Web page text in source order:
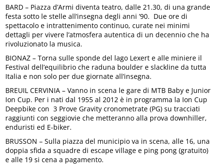
BARD – Piazza d’Armi diventa teatro, dalle 21.30, di una grande
festa sotto le stelle all’insegna degli anni ’90. Due ore di
spettacolo e intrattenimento continuo, curate nei minimi
dettagli per vivere l’atmosfera autentica di un decennio che ha
rivoluzionato la musica.
BIONAZ – Torna sulle sponde del lago Lexert e alle miniere il
Festival dell’equilibrio che raduna boulder e slackline da tutta
Italia e non solo per due giornate all’insegna.
BREUIL CERVINIA – Vanno in scena le gare di MTB Baby e Junior
Ion Cup. Per i nati dal 1955 al 2012 è in programma la Ion Cup
Deepbike con 3 Prove Gravity cronometrate (PG) su tracciati
raggiunti con seggiovie che metteranno alla prova downhiller,
enduristi ed E-biker.
BRUSSON – Sulla piazza del municipio va in scena, alle 16, una
doppia sfida a squadre di escape village e ping pong (gratuito)
e alle 19 si cena a pagamento.